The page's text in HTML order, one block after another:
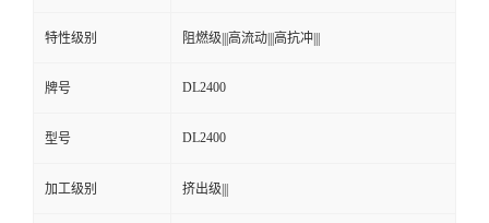
特性级别 阻燃级|||高流动|||高抗冲|||
牌号 DL2400
型号 DL2400
加工级别 挤出级|||